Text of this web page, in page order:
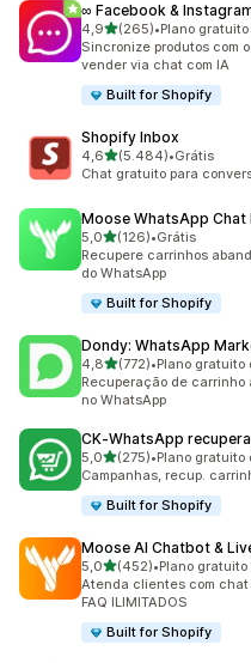
∞ Facebook &
4,9de 5 estrelas
(265)
265 avaliações ao todo
•Plano
Sincronize produtos com
vender via chat com IA
Built for Shopify
Shopify Inbox
4,6de 5 estrelas
(5.484)
5484 avaliações ao todo
•Grátis
Chat gratuito para
Moose WhatsApp Chat
5,0de 5 estrelas
(126)
126 avaliações ao todo
•Grátis
Recupere carrinhos
do WhatsApp
Built for Shopify
Dondy: WhatsApp
4,8de 5 estrelas
(772)
772 avaliações ao todo
•Plano gratuito
Recuperação de carrinho
no WhatsApp
CK‑WhatsApp
5,0de 5 estrelas
(275)
275 avaliações ao todo
•Plano gratuito
Campanhas, recup.
Built for Shopify
Moose AI Chatbot &
5,0de 5 estrelas
(452)
452 avaliações ao todo
•Plano
Atenda clientes com
FAQ ILIMITADOS
Built for Shopify